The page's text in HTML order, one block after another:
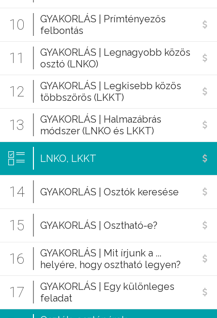
10
GYAKORLÁS | Prímtényezős
felbontás
11
GYAKORLÁS | Legnagyobb közös
osztó (LNKO)
12
GYAKORLÁS | Legkisebb közös
többszörös (LKKT)
13
GYAKORLÁS | Halmazábrás
módszer (LNKO és LKKT)
LNKO, LKKT
14 GYAKORLÁS | Osztók keresése
15 GYAKORLÁS | Osztható-e?
16
GYAKORLÁS | Mit írjunk a ...
helyére, hogy osztható legyen?
17
GYAKORLÁS | Egy különleges
feladat